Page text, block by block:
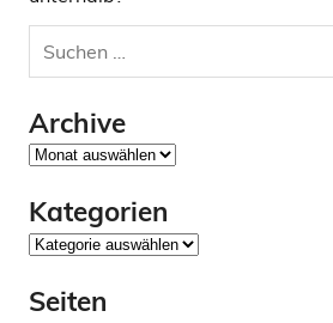
Archive
Archive
Kategorien
Kategorien
Seiten